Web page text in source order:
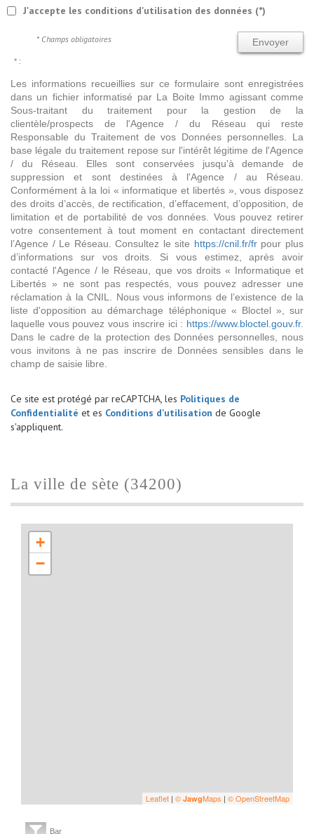
J'accepte les conditions d'utilisation des données (*)
Envoyer
* Champs obligatoires
* :
Les informations recueillies sur ce formulaire sont enregistrées
dans un fichier informatisé par La Boite Immo agissant comme
Sous-traitant du traitement pour la gestion de la
clientèle/prospects de l'Agence / du Réseau qui reste
Responsable du Traitement de vos Données personnelles. La
base légale du traitement repose sur l'intérêt légitime de l'Agence
/ du Réseau. Elles sont conservées jusqu'à demande de
suppression et sont destinées à l'Agence / au Réseau.
Conformément à la loi « informatique et libertés », vous disposez
des droits d’accès, de rectification, d’effacement, d’opposition, de
limitation et de portabilité de vos données. Vous pouvez retirer
votre consentement à tout moment en contactant directement
l’Agence / Le Réseau. Consultez le site https://cnil.fr/frpour plus
d’informations sur vos droits. Si vous estimez, après avoir
contacté l'Agence / le Réseau, que vos droits « Informatique et
Libertés » ne sont pas respectés, vous pouvez adresser une
réclamation à la CNIL. Nous vous informons de l’existence de la
liste d'opposition au démarchage téléphonique « Bloctel », sur
laquelle vous pouvez vous inscrire ici : https://www.bloctel.gouv.fr.
Dans le cadre de la protection des Données personnelles, nous
vous invitons à ne pas inscrire de Données sensibles dans le
champ de saisie libre.
Ce site est protégé par reCAPTCHA, les Politiques de
Confidentialité et es Conditions d'utilisation de Google
s'appliquent.
la ville de sète (34200)
+
−
Leaflet | © JawgMaps | © OpenStreetMap
Bar